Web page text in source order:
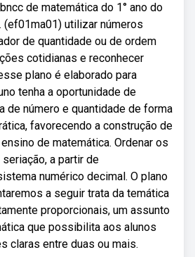
de matemática do 1° ano do
(ef01ma01) utilizar números
de quantidade ou de ordem
cotidianas e reconhecer
plano é elaborado para
tenha a oportunidade de
de número e quantidade de forma
favorecendo a construção de
de matemática. Ordenar os
a partir de
numérico decimal. O plano
a seguir trata da temática
proporcionais, um assunto
que possibilita aos alunos
claras entre duas ou mais.